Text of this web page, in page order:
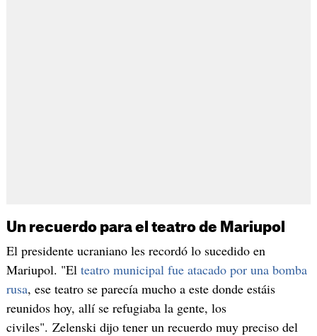
Un recuerdo para el teatro de Mariupol
El presidente ucraniano les recordó lo sucedido en
Mariupol. "El teatro municipal fue atacado por una bomba
rusa, ese teatro se parecía mucho a este donde estáis
reunidos hoy, allí se refugiaba la gente, los
civiles". Zelenski dijo tener un recuerdo muy preciso del